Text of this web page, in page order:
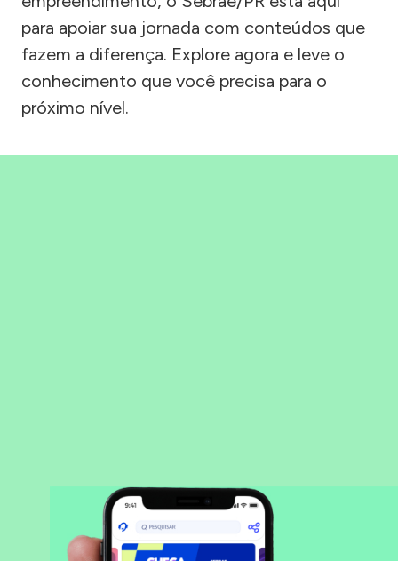
para apoiar sua jornada com conteúdos que
fazem a diferença. Explore agora e leve o
conhecimento que você precisa para o
próximo nível.